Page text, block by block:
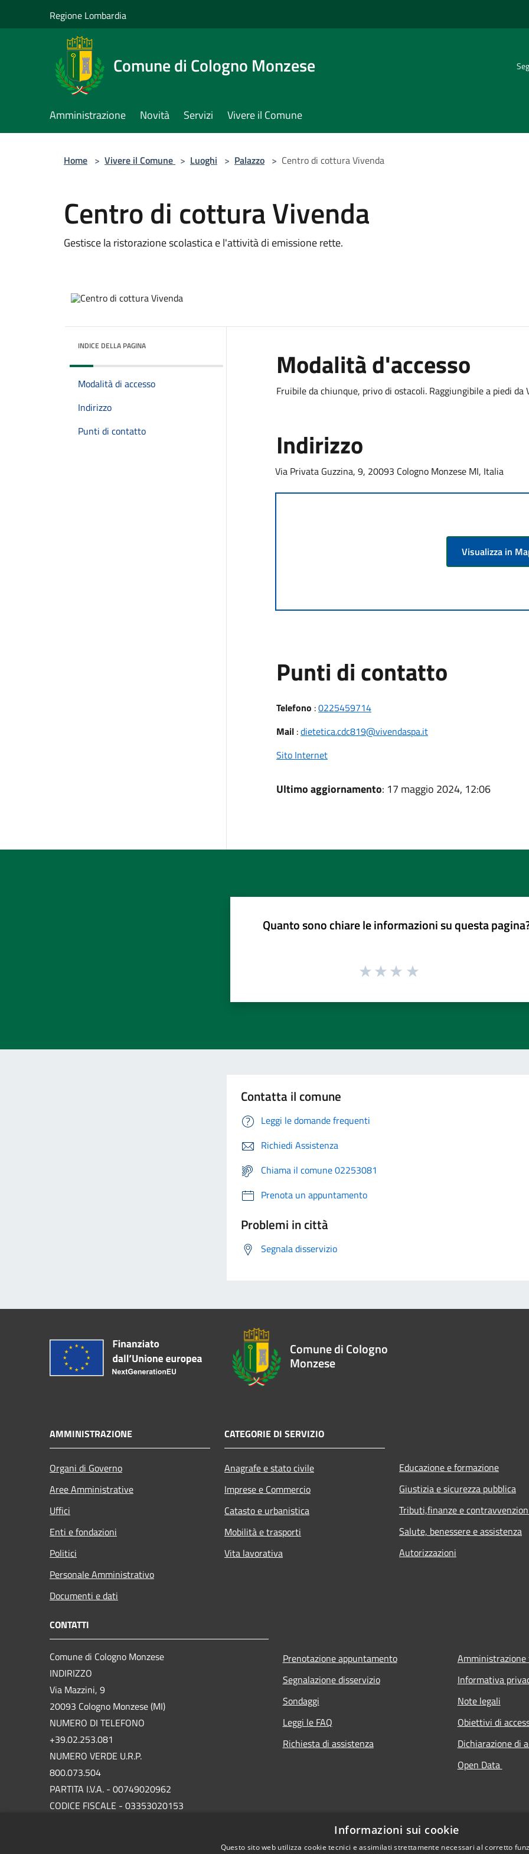
Regione Lombardia
Comune di Cologno Monzese
Amministrazione Novità Servizi Vivere il Comune
Home > Vivere il Comune > Luoghi > Palazzo > Centro di cottura Vivenda
Centro di cottura Vivenda
Gestisce la ristorazione scolastica e l'attività di emissione rette.
INDICE DELLA PAGINA
Modalità di accesso
Indirizzo
Punti di contatto
Modalità d'accesso
Fruibile da chiunque, privo di ostacoli. Raggiungibile a piedi da
Indirizzo
Via Privata Guzzina, 9, 20093 Cologno Monzese MI, Italia
Visualizza in
Punti di contatto
Telefono :0225459714
Mail:dietetica.cdc819@vivendaspa.it
Sito Internet
Ultimo aggiornamento: 17 maggio 2024, 12:06
Quanto sono chiare le informazioni su questa
Contatta il comune
Leggi le domande frequenti
Richiedi Assistenza
Chiama il comune 02253081
Prenota un appuntamento
Problemi in città
Segnala disservizio
Comune di Cologno
Monzese
AMMINISTRAZIONE
Organi di Governo
Aree Amministrative
Uffici
Enti e fondazioni
Politici
Personale Amministrativo
Documenti e dati
CATEGORIE DI SERVIZIO
Anagrafe e stato civile
Imprese e Commercio
Catasto e urbanistica
Mobilità e trasporti
Vita lavorativa
Educazione e formazione
Giustizia e sicurezza pubblica
Tributi,finanze e
Salute, benessere e assistenza
Autorizzazioni
CONTATTI
Comune di Cologno Monzese
INDIRIZZO
Via Mazzini, 9
20093 Cologno Monzese (MI)
NUMERO DI TELEFONO
+39.02.253.081
NUMERO VERDE U.R.P.
800.073.504
PARTITA I.V.A. - 00749020962
CODICE FISCALE - 03353020153
Prenotazione appuntamento
Segnalazione disservizio
Sondaggi
Leggi le FAQ
Richiesta di assistenza
Informativa
Note legali
Obiettivi di
Dichiarazione di
Open Data
Informazioni sui cookie
Questo sito web utilizza cookie tecnici e assimilati strettamente necessari al corretto